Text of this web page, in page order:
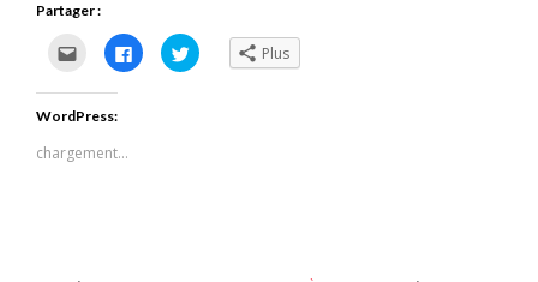
Partager :
Cliquez
pour
envoyer
par
e-
mail
un
ami(ouvre
Cliquez
pour
partager
Cliquez
pour Plus
WordPress:
chargement…